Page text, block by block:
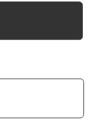
10 miljoner